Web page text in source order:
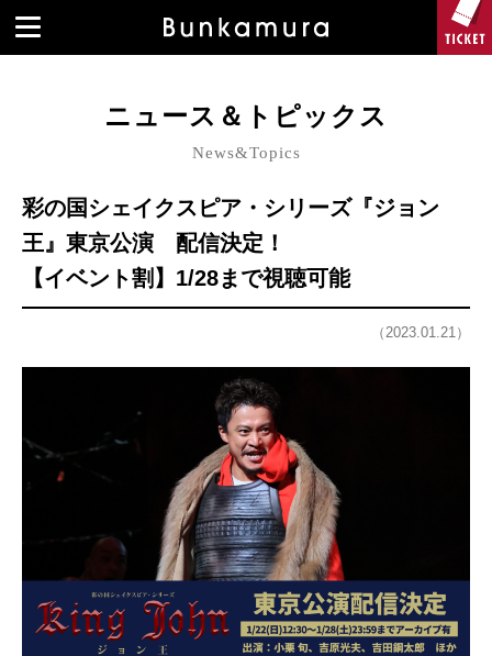
ニュース＆トピックス
News&Topics
彩の国シェイクスピア・シリーズ『ジョン
王』東京公演 配信決定！
【イベント割】1/28まで視聴可能
（2023.01.21）